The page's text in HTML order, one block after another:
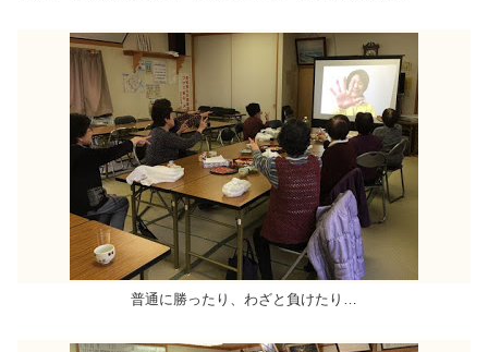
普通に勝ったり、わざと負けたり…